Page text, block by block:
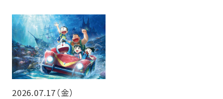
2026.07.17（金）